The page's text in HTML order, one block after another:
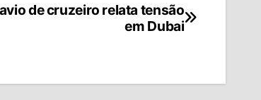
de cruzeiro relata tensão
em Dubai